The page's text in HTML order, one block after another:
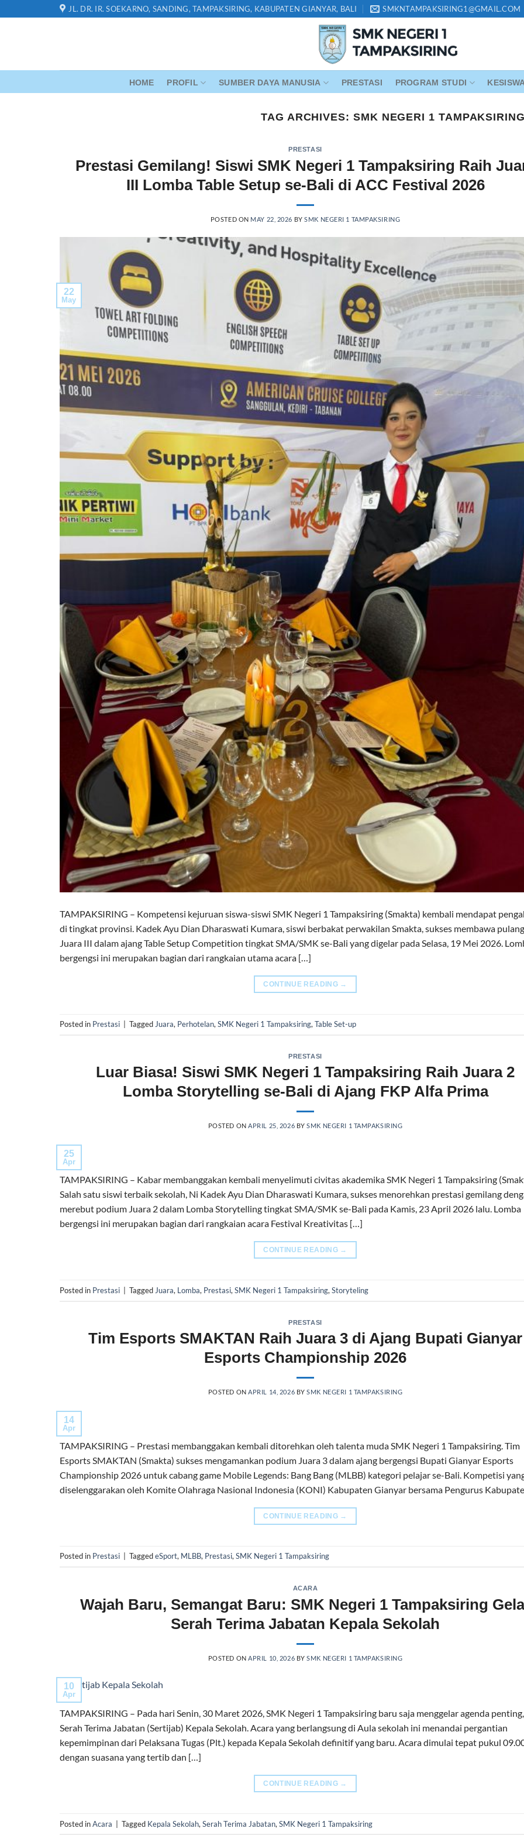
to
JL. DR. IR. SOEKARNO, SANDING, TAMPAKSIRING, KABUPATEN GIANYAR, BALI SMKNTAMPAKSIRING1@GMAIL.COM
HOME PROFIL SUMBER DAYA MANUSIA PRESTASI PROGRAM STUDI
TAG ARCHIVES: SMK NEGERI 1 TAMPAKSIRING
PRESTASI
Prestasi Gemilang! Siswi SMK Negeri 1 Tampaksiring Raih
III Lomba Table Setup se-Bali di ACC Festival 2026
POSTED ON MAY 22, 2026 BYSMK NEGERI 1 TAMPAKSIRING
22
May
TAMPAKSIRING – Kompetensi kejuruan siswa-siswi SMK Negeri 1 Tampaksiring (Smakta) kembali mendapat
di tingkat provinsi. Kadek Ayu Dian Dharaswati Kumara, siswi berbakat perwakilan Smakta, sukses membawa
Juara III dalam ajang Table Setup Competition tingkat SMA/SMK se-Bali yang digelar pada Selasa, 19 Mei 2026.
bergengsi ini merupakan bagian dari rangkaian utama acara […]
CONTINUE READING →
Posted in Prestasi Tagged Juara, Perhotelan, SMK Negeri 1 Tampaksiring, Table Set-up
PRESTASI
Luar Biasa! Siswi SMK Negeri 1 Tampaksiring Raih Juara 2
Lomba Storytelling se-Bali di Ajang FKP Alfa Prima
POSTED ONAPRIL 25, 2026 BYSMK NEGERI 1 TAMPAKSIRING
25
Apr
TAMPAKSIRING – Kabar membanggakan kembali menyelimuti civitas akademika SMK Negeri 1 Tampaksiring
Salah satu siswi terbaik sekolah, Ni Kadek Ayu Dian Dharaswati Kumara, sukses menorehkan prestasi gemilang
merebut podium Juara 2 dalam Lomba Storytelling tingkat SMA/SMK se-Bali pada Kamis, 23 April 2026 lalu. Lomba
bergengsi ini merupakan bagian dari rangkaian acara Festival Kreativitas […]
CONTINUE READING →
Posted in Prestasi Tagged Juara, Lomba, Prestasi, SMK Negeri 1 Tampaksiring, Storyteling
PRESTASI
Tim Esports SMAKTAN Raih Juara 3 di Ajang Bupati Gianyar
Esports Championship 2026
POSTED ONAPRIL 14, 2026 BYSMK NEGERI 1 TAMPAKSIRING
14
Apr
TAMPAKSIRING – Prestasi membanggakan kembali ditorehkan oleh talenta muda SMK Negeri 1 Tampaksiring. Tim
Esports SMAKTAN (Smakta) sukses mengamankan podium Juara 3 dalam ajang bergengsi Bupati Gianyar Esports
Championship 2026 untuk cabang game Mobile Legends: Bang Bang (MLBB) kategori pelajar se-Bali. Kompetisi
diselenggarakan oleh Komite Olahraga Nasional Indonesia (KONI) Kabupaten Gianyar bersama Pengurus
CONTINUE READING →
Posted in Prestasi TaggedeSport, MLBB, Prestasi,SMK Negeri 1 Tampaksiring
ACARA
Wajah Baru, Semangat Baru: SMK Negeri 1 Tampaksiring
Serah Terima Jabatan Kepala Sekolah
POSTED ONAPRIL 10, 2026 BYSMK NEGERI 1 TAMPAKSIRING
10
Apr
TAMPAKSIRING – Pada hari Senin, 30 Maret 2026, SMK Negeri 1 Tampaksiring baru saja menggelar agenda
Serah Terima Jabatan (Sertijab) Kepala Sekolah. Acara yang berlangsung di Aula sekolah ini menandai pergantian
kepemimpinan dari Pelaksana Tugas (Plt.) kepada Kepala Sekolah definitif yang baru. Acara dimulai tepat pukul
dengan suasana yang tertib dan […]
CONTINUE READING →
Posted inAcara | Tagged Kepala Sekolah, Serah Terima Jabatan, SMK Negeri 1 Tampaksiring